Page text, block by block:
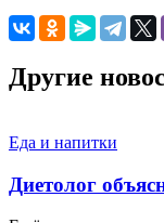
Другие
Еда и напитки
Диетолог